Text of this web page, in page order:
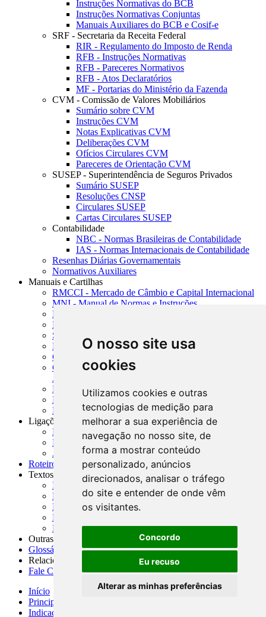
O nosso site usa
cookies
Utilizamos cookies e outras
tecnologias de medição para
melhorar a sua experiência de
navegação no nosso site, de
forma a mostrar conteúdo
personalizado, anúncios
direcionados, analisar o tráfego
do site e entender de onde vêm
os visitantes.
Concordo
Eu recuso
Alterar as minhas preferências
Instruções Normativas do BCB
Instruções Normativas Conjuntas
Manuais Auxiliares do BCB e Cosif-e
SRF - Secretaria da Receita Federal
RIR - Regulamento do Imposto de Renda
RFB - Instruções Normativas
RFB - Pareceres Normativos
RFB - Atos Declaratórios
MF - Portarias do Ministério da Fazenda
CVM - Comissão de Valores Mobiliários
Sumário sobre CVM
Instruções CVM
Notas Explicativas CVM
Deliberações CVM
Ofícios Circulares CVM
Pareceres de Orientação CVM
SUSEP - Superintendência de Seguros Privados
Sumário SUSEP
Resoluções CNSP
Circulares SUSEP
Cartas Circulares SUSEP
Contabilidade
NBC - Normas Brasileiras de Contabilidade
IAS - Normas Internacionais de Contabilidade
Resenhas Diárias Governamentais
Normativos Auxiliares
Manuais e Cartilhas
RMCCI - Mercado de Câmbio e Capital Internacional
MNI - Manual de Normas e Instruções
MTVM - Manual de Títulos e Valores Mobiliários
MCR - Manual de Crédito Rural
SISORF - Manual de Organização do SFN
MASUP - Manual de Supervisão Bancária
CADOC - Catálogo de Documentos
CNAE-CONCLA - Classificação Nacional de
Atividades Econômicas
PMF - Cartilhas do BCB
Manuais Auxiliares do BCB e Cosif-e
Resenhas Diárias Governamentais
Ligações Externas
Links Úteis
Presidência da República
Agências Nacionais Reguladoras
Roteiros para Estudos
Textos
Índice de Textos
Editorial
Monografias
Na Imprensa
Fórum de Discussão
Outras ferramentas
Glossário
Relacionamento
Fale Conosco
Início
Principais notícias
Indicadores